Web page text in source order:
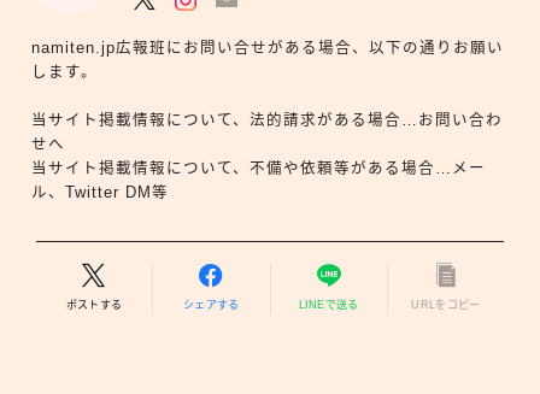
namiten.jp広報班にお問い合せがある場合、以下の通りお願い
します。
当サイト掲載情報について、法的請求がある場合…お問い合わ
せへ
当サイト掲載情報について、不備や依頼等がある場合…メー
ル、Twitter DM等
ポストする シェアする LINEで送る URLをコピー